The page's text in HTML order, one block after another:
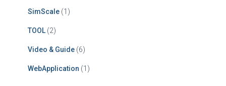
SimScale (1)
TOOL (2)
Video & Guide (6)
WebApplication (1)